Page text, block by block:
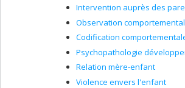
Intervention auprès des
Observation
Codification
Psychopathologie
Relation mère-enfant
Violence envers l'enfant